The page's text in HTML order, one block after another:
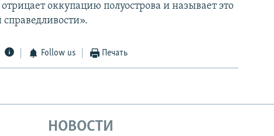
оккупацию полуострова и называет это
Follow us Печать
НОВОСТИ